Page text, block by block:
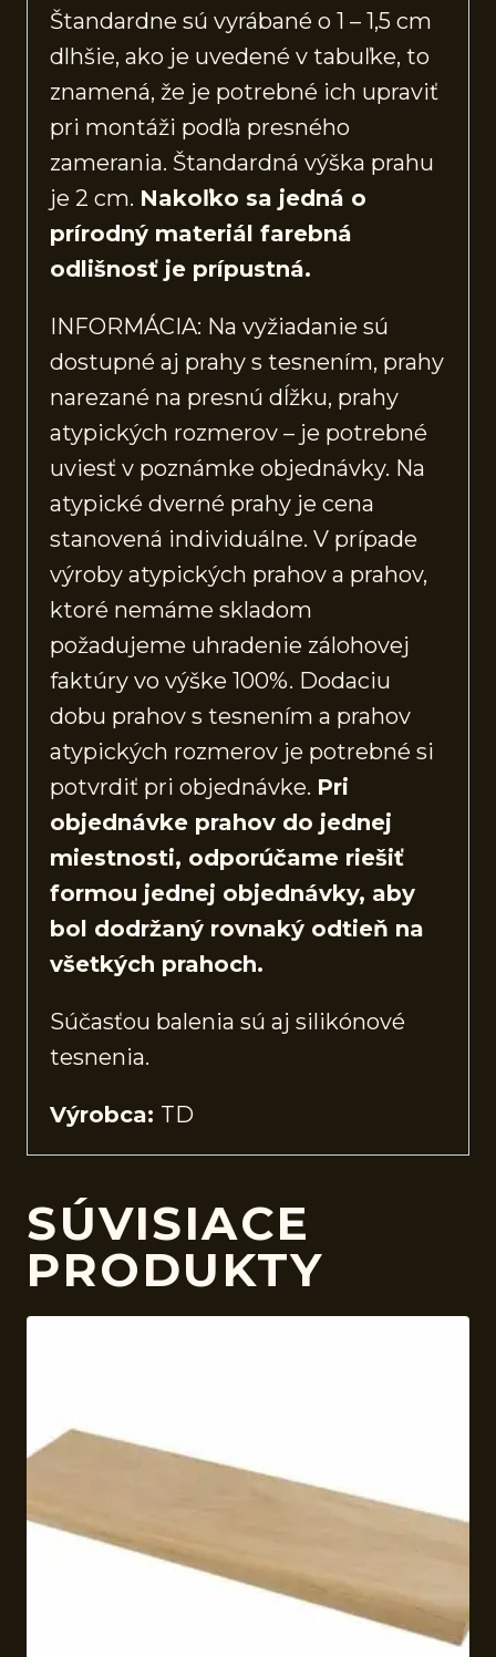
Štandardne sú vyrábané o 1 – 1,5 cm
dlhšie, ako je uvedené v tabuľke, to
znamená, že je potrebné ich upraviť
pri montáži podľa presného
zamerania. Štandardná výška prahu
je 2 cm. Nakoľko sa jedná o
prírodný materiál farebná
odlišnosť je prípustná.
INFORMÁCIA: Na vyžiadanie sú
dostupné aj prahy s tesnením, prahy
narezané na presnú dĺžku, prahy
atypických rozmerov – je potrebné
uviesť v poznámke objednávky. Na
atypické dverné prahy je cena
stanovená individuálne. V prípade
výroby atypických prahov a prahov,
ktoré nemáme skladom
požadujeme uhradenie zálohovej
faktúry vo výške 100%. Dodaciu
dobu prahov s tesnením a prahov
atypických rozmerov je potrebné si
potvrdiť pri objednávke. Pri
objednávke prahov do jednej
miestnosti, odporúčame riešiť
formou jednej objednávky, aby
bol dodržaný rovnaký odtieň na
všetkých prahoch.
Súčasťou balenia sú aj silikónové
tesnenia.
Výrobca: TD
SÚVISIACE
PRODUKTY